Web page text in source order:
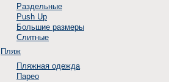
Раздельные
Push Up
Большие размеры
Слитные
Пляж
Пляжная одежда
Парео